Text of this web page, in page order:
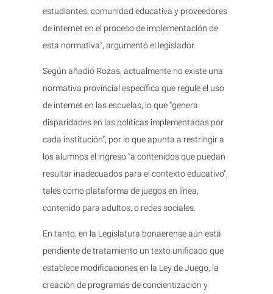
estudiantes, comunidad educativa y proveedores
de internet en el proceso de implementación de
esta normativa”, argumentó el legislador.
Según añadió Rozas, actualmente no existe una
normativa provincial específica que regule el uso
de internet en las escuelas, lo que “genera
disparidades en las políticas implementadas por
cada institución”, por lo que apunta a restringir a
los alumnos el ingreso “a contenidos que puedan
resultar inadecuados para el contexto educativo”,
tales como plataforma de juegos en línea,
contenido para adultos, o redes sociales.
En tanto, en la Legislatura bonaerense aún está
pendiente de tratamiento un texto unificado que
establece modificaciones en la Ley de Juego, la
creación de programas de concientización y